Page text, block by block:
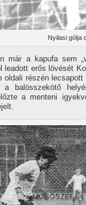
Nyilasi gólja
már a kapufa sem
leadott erős lövését
oldali részén
balösszekötő
a menteni